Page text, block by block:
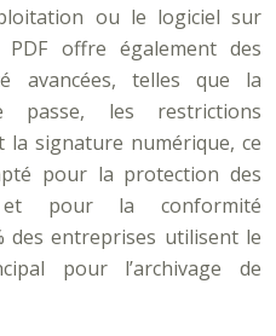
ou le logiciel sur
offre également des
avancées, telles que la
les restrictions
la signature numérique, ce
pour la protection des
et pour la conformité
des entreprises utilisent le
pour l’archivage de